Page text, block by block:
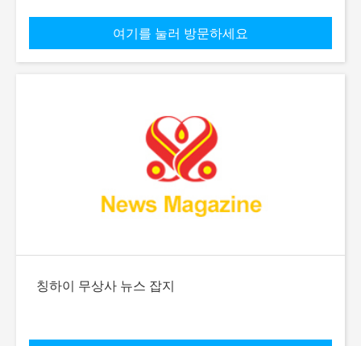
여기를 눌러 방문하세요
칭하이 무상사 뉴스 잡지